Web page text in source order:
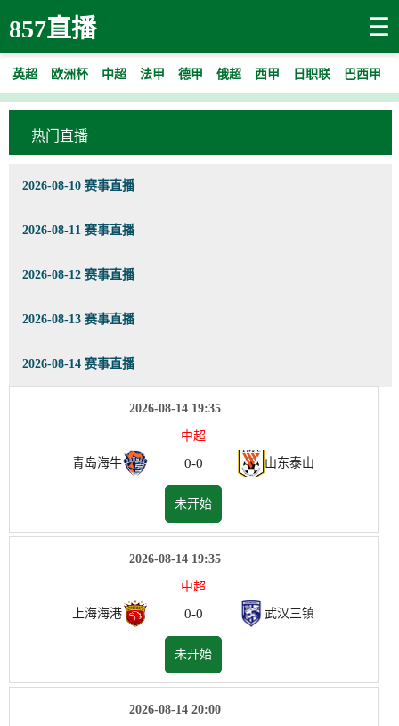
857直播 ☰
英超 欧洲杯 中超 法甲 德甲 俄超 西甲 日职联 巴西甲
热门直播
2026-08-10 赛事直播
2026-08-11 赛事直播
2026-08-12 赛事直播
2026-08-13 赛事直播
2026-08-14 赛事直播
2026-08-14 19:35
中超
青岛海牛
0-0 山东泰山
未开始
2026-08-14 19:35
中超
上海海港
0-0 武汉三镇
未开始
2026-08-14 20:00